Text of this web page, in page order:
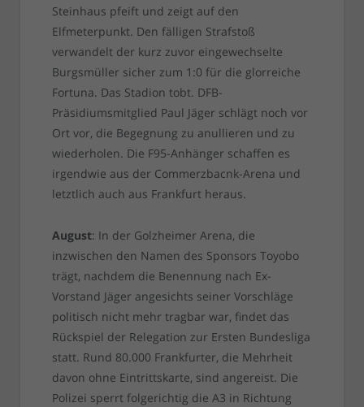
Steinhaus pfeift und zeigt auf den
Elfmeterpunkt. Den fälligen Strafstoß
verwandelt der kurz zuvor eingewechselte
Burgsmüller sicher zum 1:0 für die glorreiche
Fortuna. Das Stadion tobt. DFB-
Präsidiumsmitglied Paul Jäger schlägt noch vor
Ort vor, die Begegnung zu anullieren und zu
wiederholen. Die F95-Anhänger schaffen es
irgendwie aus der Commerzbacnk-Arena und
letztlich auch aus Frankfurt heraus.
August: In der Golzheimer Arena, die
inzwischen den Namen des Sponsors Toyobo
trägt, nachdem die Benennung nach Ex-
Vorstand Jäger angesichts seiner Vorschläge
politisch nicht mehr tragbar war, findet das
Rückspiel der Relegation zur Ersten Bundesliga
statt. Rund 80.000 Frankfurter, die Mehrheit
davon ohne Eintrittskarte, sind angereist. Die
Polizei sperrt folgerichtig die A3 in Richtung